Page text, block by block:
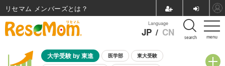
menu
Language
JP / CN search
大学受験 by 東進 医学部 東大受験
リセマム メンバーズ